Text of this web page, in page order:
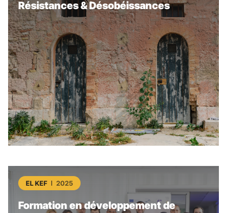
Résistances & Désobéissances
EL KEF 2025
Formation en développement de